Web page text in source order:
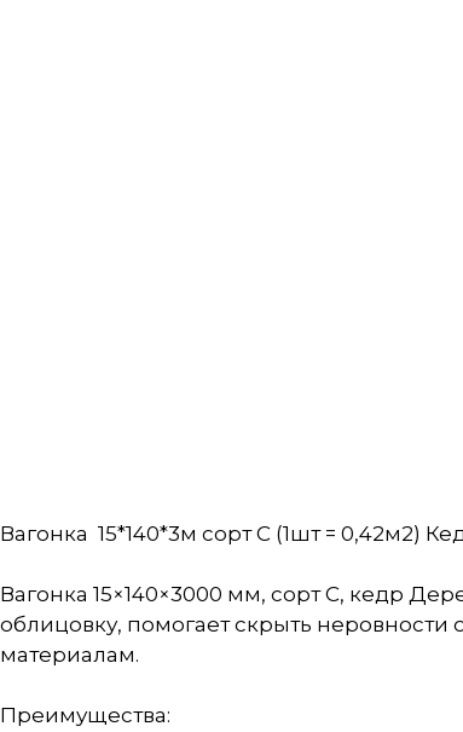
Вагонка 15*140*3м сорт С (1шт = 0,42м2)
Вагонка 15×140×3000 мм, сорт С, кедр
облицовку, помогает скрыть
материалам.
Преимущества: